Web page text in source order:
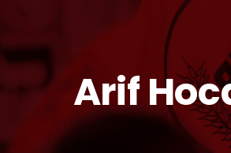
Arif